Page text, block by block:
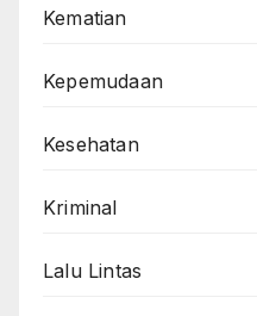
Kematian
Kepemudaan
Kesehatan
Kriminal
Lalu Lintas